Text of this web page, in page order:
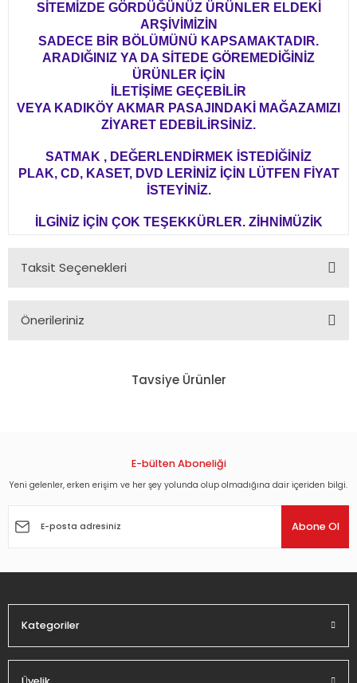
SİTEMİZDE GÖRDÜĞÜNÜZ ÜRÜNLER ELDEKİ
ARŞİVİMİZİN
SADECE BİR BÖLÜMÜNÜ KAPSAMAKTADIR.
ARADIĞINIZ YA DA SİTEDE GÖREMEDİĞİNİZ
ÜRÜNLER İÇİN
İLETİŞİME GEÇEBİLİR
VEYA KADIKÖY AKMAR PASAJINDAKİ MAĞAZAMIZI
ZİYARET EDEBİLİRSİNİZ.
SATMAK , DEĞERLENDİRMEK İSTEDİĞİNİZ
PLAK, CD, KASET, DVD LERİNİZ İÇİN LÜTFEN FİYAT
İSTEYİNİZ.
İLGİNİZ İÇİN ÇOK TEŞEKKÜRLER. ZİHNİMÜZİK
Taksit Seçenekleri
Önerileriniz
kullanarak tarafımıza iletebilirsiniz.
Ürün açıklamasında eksik bilgiler bulunuyor.
Ürün bilgilerinde hatalar bulunuyor.
Bu ürüne benzer farklı alternatifler olmalı.
Tavsiye Ürünler
E-bülten Aboneliği
Yeni gelenler, erken erişim ve her şey yolunda olup olmadığına dair içeriden bilgi.
Abone Ol
Kategoriler